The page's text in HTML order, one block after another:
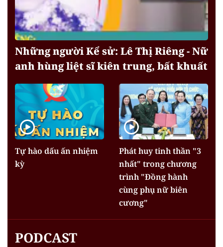
Những người Kể sử: Lê Thị Riêng - Nữ
anh hùng liệt sĩ kiên trung, bất khuất
Tự hào dấu ấn nhiệm
kỳ
Phát huy tinh thần "3
nhất" trong chương
trình "Đồng hành
cùng phụ nữ biên
cương"
PODCAST